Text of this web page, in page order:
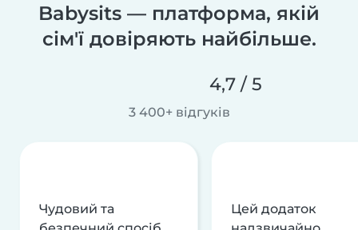
Babysits — платформа, якій
сім'ї довіряють найбільше.
4,7 / 5
3 400+ відгуків
Чудовий та
Цей додаток